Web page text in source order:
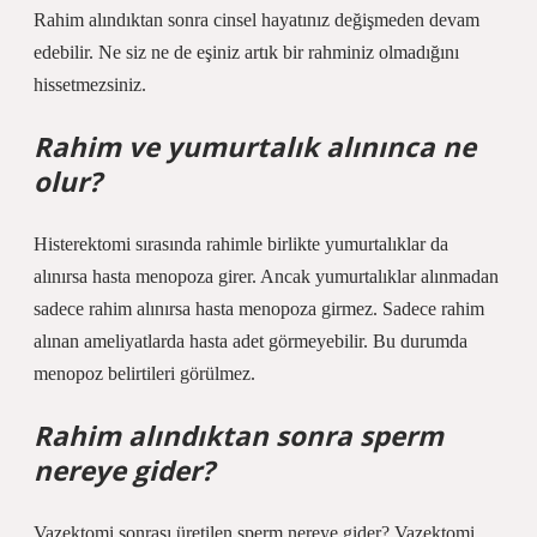
Rahim alındıktan sonra cinsel hayatınız değişmeden devam
edebilir. Ne siz ne de eşiniz artık bir rahminiz olmadığını
hissetmezsiniz.
Rahim ve yumurtalık alınınca ne
olur?
Histerektomi sırasında rahimle birlikte yumurtalıklar da
alınırsa hasta menopoza girer. Ancak yumurtalıklar alınmadan
sadece rahim alınırsa hasta menopoza girmez. Sadece rahim
alınan ameliyatlarda hasta adet görmeyebilir. Bu durumda
menopoz belirtileri görülmez.
Rahim alındıktan sonra sperm
nereye gider?
Vazektomi sonrası üretilen sperm nereye gider? Vazektomi